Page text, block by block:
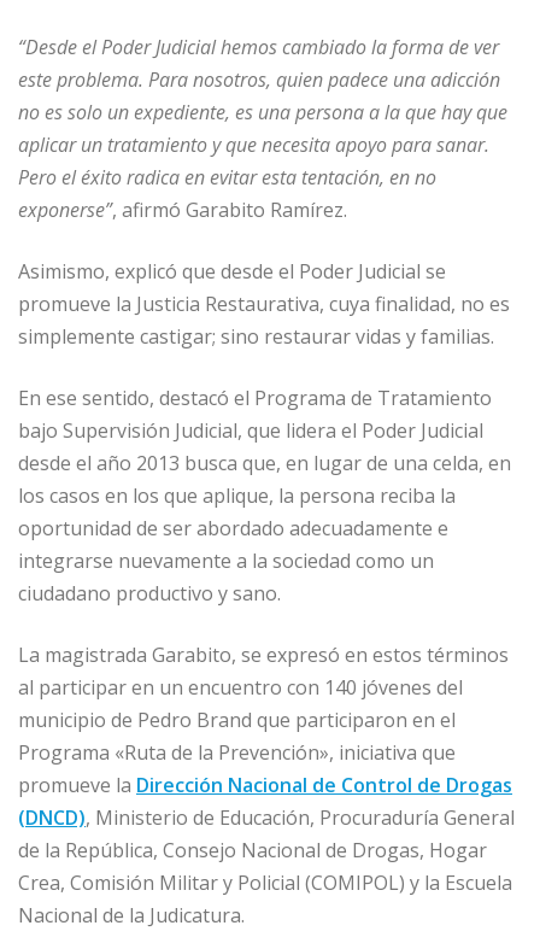
“Desde el Poder Judicial hemos cambiado la forma de ver
este problema. Para nosotros, quien padece una adicción
no es solo un expediente, es una persona a la que hay que
aplicar un tratamiento y que necesita apoyo para sanar.
Pero el éxito radica en evitar esta tentación, en no
exponerse”, afirmó Garabito Ramírez.
Asimismo, explicó que desde el Poder Judicial se
promueve la Justicia Restaurativa, cuya finalidad, no es
simplemente castigar; sino restaurar vidas y familias.
En ese sentido, destacó el Programa de Tratamiento
bajo Supervisión Judicial, que lidera el Poder Judicial
desde el año 2013 busca que, en lugar de una celda, en
los casos en los que aplique, la persona reciba la
oportunidad de ser abordado adecuadamente e
integrarse nuevamente a la sociedad como un
ciudadano productivo y sano.
La magistrada Garabito, se expresó en estos términos
al participar en un encuentro con 140 jóvenes del
municipio de Pedro Brand que participaron en el
Programa «Ruta de la Prevención», iniciativa que
promueve la Dirección Nacional de Control de Drogas
(DNCD), Ministerio de Educación, Procuraduría General
de la República, Consejo Nacional de Drogas, Hogar
Crea, Comisión Militar y Policial (COMIPOL) y la Escuela
Nacional de la Judicatura.